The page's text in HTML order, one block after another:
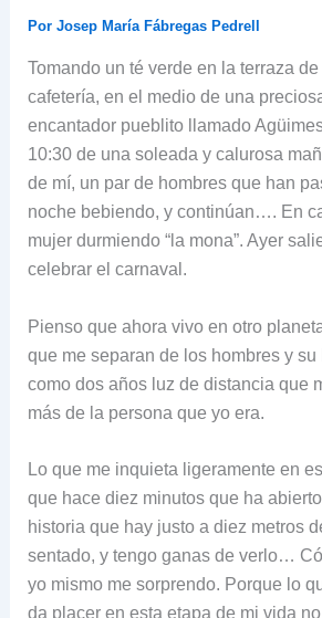
Por Josep María Fábregas Pedrell
Tomando un té verde en la terraza
cafetería, en el medio de una
encantador pueblito llamado
10:30 de una soleada y calurosa
de mí, un par de hombres que han
noche bebiendo, y continúan…. En
mujer durmiendo “la mona”. Ayer
celebrar el carnaval.
Pienso que ahora vivo en otro
que me separan de los hombres y su
como dos años luz de distancia que
más de la persona que yo era.
Lo que me inquieta ligeramente en
que hace diez minutos que ha
historia que hay justo a diez metros
sentado, y tengo ganas de verlo…
yo mismo me sorprendo. Porque lo
da placer en esta etapa de mi vida